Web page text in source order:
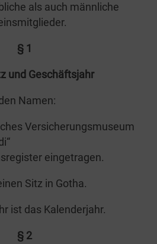
als auch männ­li­che
§ 1
und Geschäftsjahr
Namen:
Ver­si­che­rungs­mu­se­um
eingetragen.
Sitz in Gotha.
ist das Kalenderjahr.
§ 2